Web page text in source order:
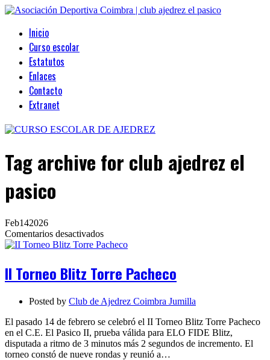
Inicio
Curso escolar
Estatutos
Enlaces
Contacto
Extranet
Tag archive for club ajedrez el
pasico
Feb142026
Comentarios desactivadosen
II
Torre
II Torneo Blitz Torre Pacheco
Posted by Club de Ajedrez Coimbra Jumilla
El pasado 14 de febrero se celebró el II Torneo Blitz Torre Pacheco
en el C.E. El Pasico II, prueba válida para ELO FIDE Blitz,
disputada a ritmo de 3 minutos más 2 segundos de incremento. El
torneo constó de nueve rondas y reunió a…